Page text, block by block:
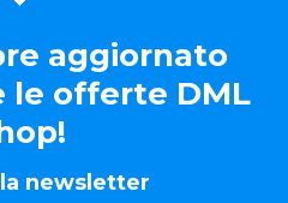
aggiornato
le offerte DML
newsletter